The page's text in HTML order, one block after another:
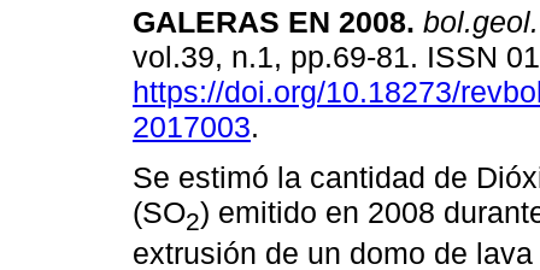
GALERAS EN 2008. bol.geol.
vol.39, n.1, pp.69-81. ISSN
https://doi.org/10.18273/
2017003.
Se estimó la cantidad de
(SO2) emitido en 2008
extrusión de un domo de